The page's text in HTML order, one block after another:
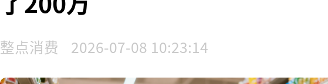
整点消费 2026-07-08 10:23:14